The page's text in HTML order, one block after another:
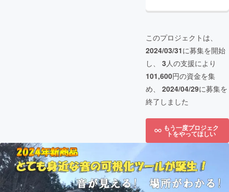
このプロジェクトは、
2024/03/31に募集を開始
し、 3人の支援により
101,600円の資金を集
め、 2024/04/29に募集を
終了しました
もう一度プロジェク
トをやってほしい